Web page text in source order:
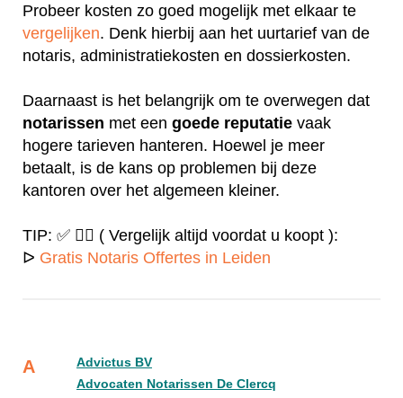
Probeer kosten zo goed mogelijk met elkaar te
vergelijken. Denk hierbij aan het uurtarief van de
notaris, administratiekosten en dossierkosten.
Daarnaast is het belangrijk om te overwegen dat
notarissen met een goede reputatie vaak
hogere tarieven hanteren. Hoewel je meer
betaalt, is de kans op problemen bij deze
kantoren over het algemeen kleiner.
TIP: ✅ ✍🏻 ( Vergelijk altijd voordat u koopt ):
ᐅ Gratis Notaris Offertes in Leiden
A
Advictus BV
Advocaten Notarissen De Clercq